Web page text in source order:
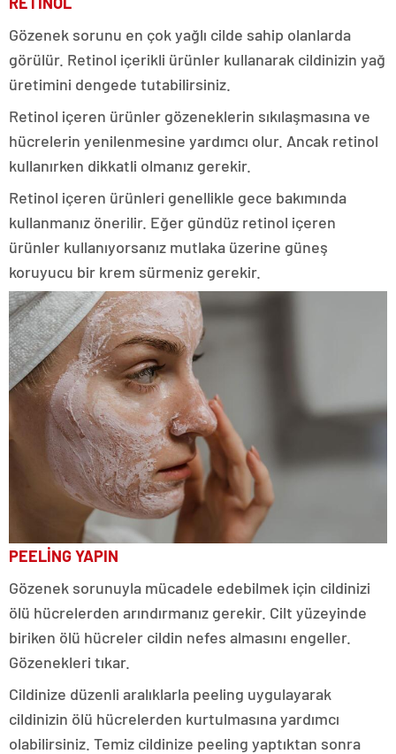
Gözenek sorunu en çok yağlı cilde sahip olanlarda
görülür. Retinol içerikli ürünler kullanarak cildinizin yağ
üretimini dengede tutabilirsiniz.
Retinol içeren ürünler gözeneklerin sıkılaşmasına ve
hücrelerin yenilenmesine yardımcı olur. Ancak retinol
kullanırken dikkatli olmanız gerekir.
Retinol içeren ürünleri genellikle gece bakımında
kullanmanız önerilir. Eğer gündüz retinol içeren
ürünler kullanıyorsanız mutlaka üzerine güneş
koruyucu bir krem sürmeniz gerekir.
PEELİNG YAPIN
Gözenek sorunuyla mücadele edebilmek için cildinizi
ölü hücrelerden arındırmanız gerekir. Cilt yüzeyinde
biriken ölü hücreler cildin nefes almasını engeller.
Gözenekleri tıkar.
Cildinize düzenli aralıklarla peeling uygulayarak
cildinizin ölü hücrelerden kurtulmasına yardımcı
olabilirsiniz. Temiz cildinize peeling yaptıktan sonra